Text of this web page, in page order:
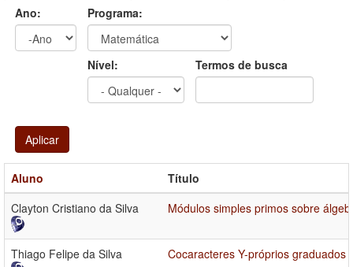
Ano:
Programa:
Nível: Termos de busca
Aplicar
Aluno
Título
Clayton Cristiano da Silva
Módulos simples primos sobre
Thiago Felipe da Silva Cocaracteres Y-próprios graduados